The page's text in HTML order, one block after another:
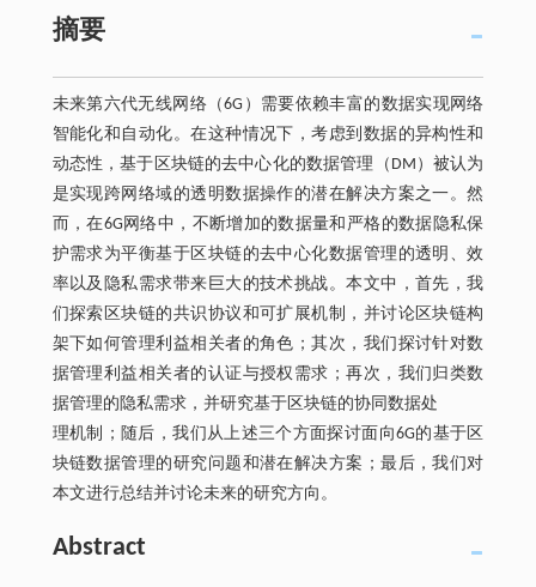
摘要
未来第六代无线网络（6G）需要依赖丰富的数据实现网络
智能化和自动化。在这种情况下，考虑到数据的异构性和
动态性，基于区块链的去中心化的数据管理（DM）被认为
是实现跨网络域的透明数据操作的潜在解决方案之一。然
而，在6G网络中，不断增加的数据量和严格的数据隐私保
护需求为平衡基于区块链的去中心化数据管理的透明、效
率以及隐私需求带来巨大的技术挑战。本文中，首先，我
们探索区块链的共识协议和可扩展机制，并讨论区块链构
架下如何管理利益相关者的角色；其次，我们探讨针对数
据管理利益相关者的认证与授权需求；再次，我们归类数
据管理的隐私需求，并研究基于区块链的协同数据处
理机制；随后，我们从上述三个方面探讨面向6G的基于区
块链数据管理的研究问题和潜在解决方案；最后，我们对
本文进行总结并讨论未来的研究方向。
Abstract